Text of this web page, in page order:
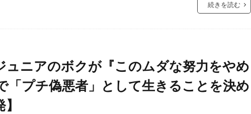
続きを読む
ュニアのボクが『このムダな努力をやめ
「プチ偽悪者」として生きることを決め